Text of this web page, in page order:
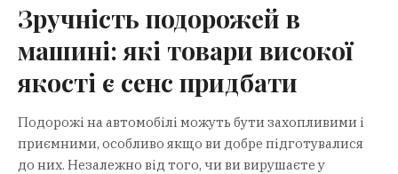
Зручність подорожей в
машині: які товари високої
якості є сенс придбати
Подорожі на автомобілі можуть бути захопливими і
приємними, особливо якщо ви добре підготувалися
до них. Незалежно від того, чи ви вирушаєте у